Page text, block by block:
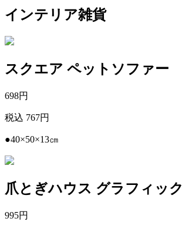
インテリア雑貨
スクエア ペットソファー
698円
税込 767円
●40×50×13㎝
爪とぎハウス グラフィック
995円